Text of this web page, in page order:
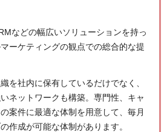
などの幅広いソリューションを持っ
ーケティングの観点での総合的な提
を社内に保有しているだけでなく、
ネットワークも構築。専門性、キャ
案件に最適な体制を用意して、毎月
作成が可能な体制があります。